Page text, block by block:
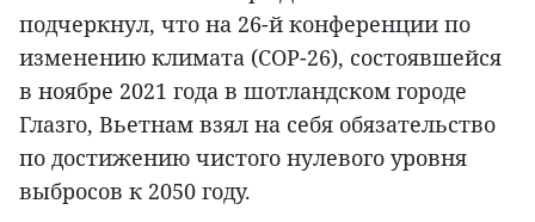
подчеркнул, что на 26-й конференции по
изменению климата (COP-26), состоявшейся
в ноябре 2021 года в шотландском городе
Глазго, Вьетнам взял на себя обязательство
по достижению чистого нулевого уровня
выбросов к 2050 году.